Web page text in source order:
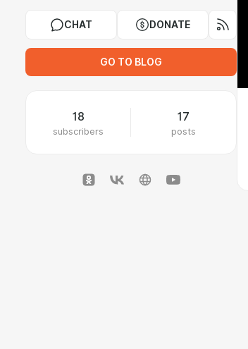
CHAT DONATE
GO TO BLOG
18
subscribers
17
posts